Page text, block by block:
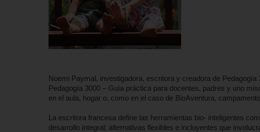
Noemi Paymal, investigadora, escritora y creadora de
Pedagogía 3000 – Guía práctica para docentes, padres y uno
en el aula, hogar o, como en el caso de BioAventura,
La escritora francesa define las herramientas bio- inteligentes
desarrollo integral; alternativas flexibles e incluyentes que